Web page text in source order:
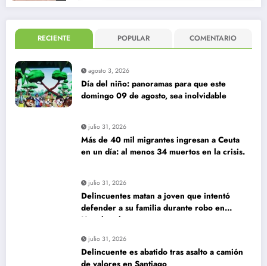
RECIENTE POPULAR COMENTARIO
agosto 3, 2026
Día del niño: panoramas para que este
domingo 09 de agosto, sea inolvidable
julio 31, 2026
Más de 40 mil migrantes ingresan a Ceuta
en un día: al menos 34 muertos en la crisis.
julio 31, 2026
Delincuentes matan a joven que intentó
defender a su familia durante robo en
Huechuraba
julio 31, 2026
Delincuente es abatido tras asalto a camión